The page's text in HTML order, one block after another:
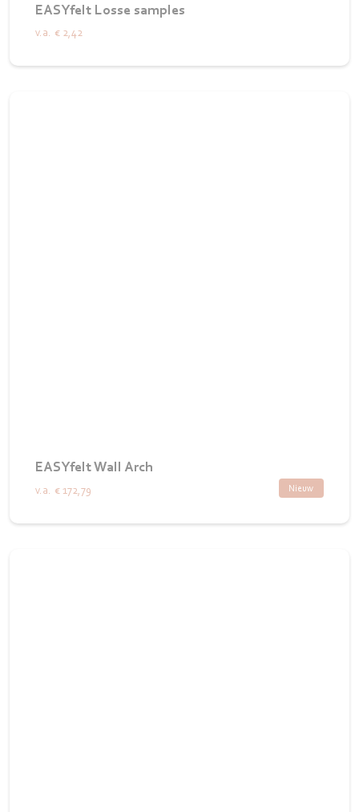
EASYfelt Losse samples
v.a. € 2,42
EASYfelt Wall Arch
Nieuw
v.a. € 172,79